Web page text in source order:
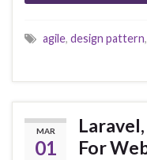
agile, design pattern,
MAR
01
For